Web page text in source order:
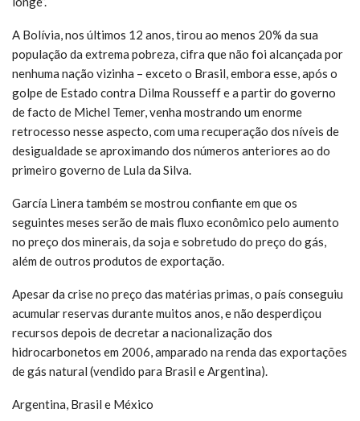
A Bolívia, nos últimos 12 anos, tirou ao menos 20% da sua
população da extrema pobreza, cifra que não foi alcançada por
nenhuma nação vizinha – exceto o Brasil, embora esse, após o
golpe de Estado contra Dilma Rousseff e a partir do governo
de facto de Michel Temer, venha mostrando um enorme
retrocesso nesse aspecto, com uma recuperação dos níveis de
desigualdade se aproximando dos números anteriores ao do
primeiro governo de Lula da Silva.
García Linera também se mostrou confiante em que os
seguintes meses serão de mais fluxo econômico pelo aumento
no preço dos minerais, da soja e sobretudo do preço do gás,
além de outros produtos de exportação.
Apesar da crise no preço das matérias primas, o país conseguiu
acumular reservas durante muitos anos, e não desperdiçou
recursos depois de decretar a nacionalização dos
hidrocarbonetos em 2006, amparado na renda das exportações
de gás natural (vendido para Brasil e Argentina).
Argentina, Brasil e México